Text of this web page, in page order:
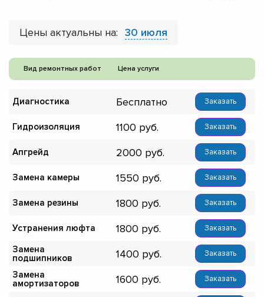
Цены актуальны на: 30 июля
Вид ремонтных работ Цена услуги
Диагностика Бесплатно Заказать
Гидроизоляция 1100 Заказать
Апгрейд 2000 Заказать
Замена камеры 1550 Заказать
Замена резины 1800 Заказать
Устранения люфта 1800 Заказать
Замена
подшипников
1400 Заказать
Замена
амортизаторов
1600 Заказать